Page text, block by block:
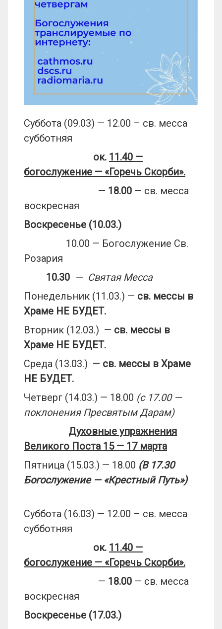
Суббота (09.03) — 12.00 – св. месса
субботняя
ок. 11.40 —
богослужение — «Горечь Скорби».
— 18.00 — св. месса
воскресная
Воскресенье (10.03.)
10.00 — Богослужение Св.
Розария
10.30 — Святая Месса
Понедельник (11.03.) — св. мессы в
Храме НЕ БУДЕТ.
Вторник (12.03.) — св. мессы в
Храме НЕ БУДЕТ.
Среда (13.03.) — св. мессы в Храме
НЕ БУДЕТ.
Четверг (14.03.) — 18.00 (с 17.00 —
поклонения Пресвятым Дарам)
Духовные упражнения
Великого Поста 15 — 17 марта
Пятница (15.03.) — 18.00 (В 17.30
Богослужение — «Крестный Путь»)
Суббота (16.03) — 12.00 – св. месса
субботняя
ок. 11.40 —
богослужение — «Горечь Скорби».
— 18.00 — св. месса
воскресная
Воскресенье (17.03.)